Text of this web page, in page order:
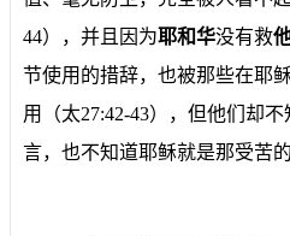
44），并且因为耶和华没有救
节使用的措辞，也被那些在耶
用（太27:42-43），但他们却
言，也不知道耶稣就是那受苦的